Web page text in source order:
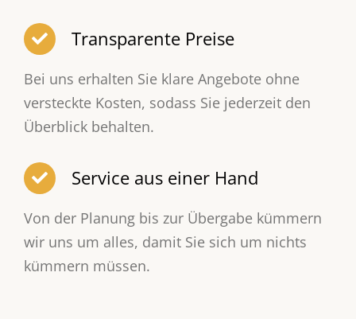
Transparente Preise
Bei uns erhalten Sie klare Angebote ohne
versteckte Kosten, sodass Sie jederzeit den
Überblick behalten.
Service aus einer Hand
Von der Planung bis zur Übergabe kümmern
wir uns um alles, damit Sie sich um nichts
kümmern müssen.